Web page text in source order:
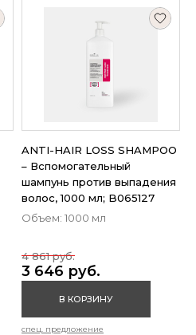
ANTI-HAIR LOSS SHAMPOO
– Вспомогательный
шампунь против выпадения
волос, 1000 мл; B065127
Объем: 1000 мл
3 646 руб.
4 861 руб.
В КОРЗИНУ
спец. предложение